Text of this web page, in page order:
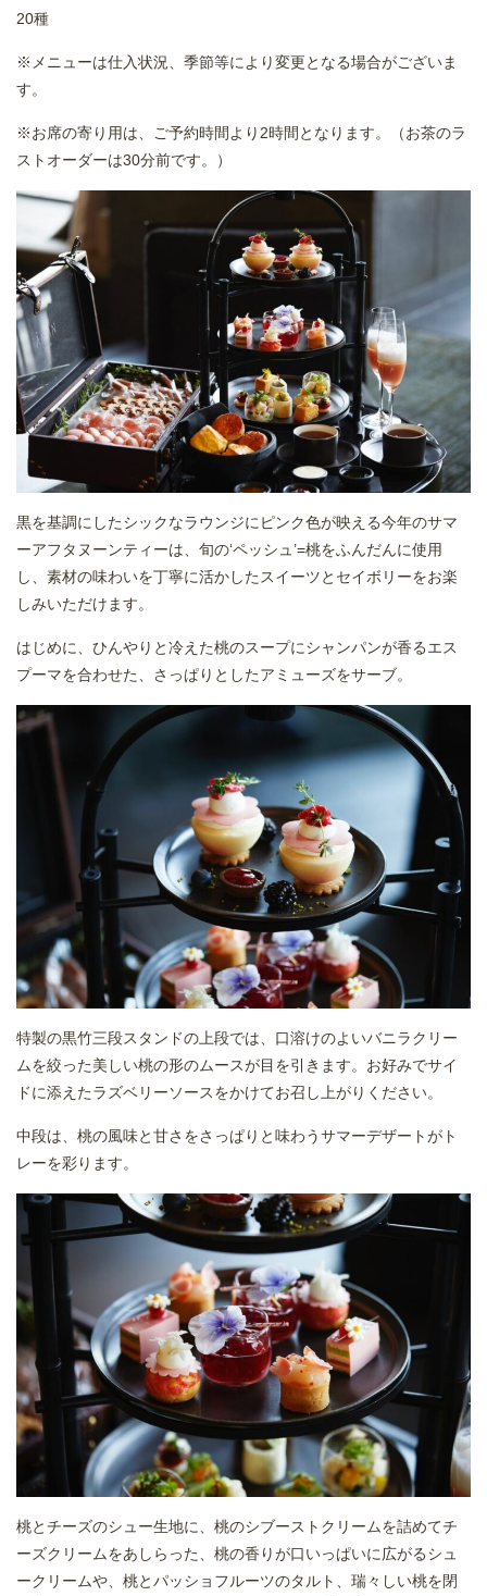
20種
※メニューは仕入状況、季節等により変更となる場合がございま
す。
※お席の寄り用は、ご予約時間より2時間となります。（お茶のラ
ストオーダーは30分前です。）
黒を基調にしたシックなラウンジにピンク色が映える今年のサマ
ーアフタヌーンティーは、旬の‘ペッシュ’=桃をふんだんに使用
し、素材の味わいを丁寧に活かしたスイーツとセイボリーをお楽
しみいただけます。
はじめに、ひんやりと冷えた桃のスープにシャンパンが香るエス
プーマを合わせた、さっぱりとしたアミューズをサーブ。
特製の黒竹三段スタンドの上段では、口溶けのよいバニラクリー
ムを絞った美しい桃の形のムースが目を引きます。お好みでサイ
ドに添えたラズベリーソースをかけてお召し上がりください。
中段は、桃の風味と甘さをさっぱりと味わうサマーデザートがト
レーを彩ります。
桃とチーズのシュー生地に、桃のシブーストクリームを詰めてチ
ーズクリームをあしらった、桃の香りが口いっぱいに広がるシュ
ークリームや、桃とパッショフルーツのタルト、瑞々しい桃を閉